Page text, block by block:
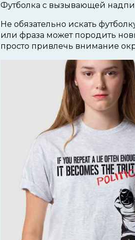
Футболка с вызывающей
Не обязательно искать
или фраза может породить
просто привлечь внимание